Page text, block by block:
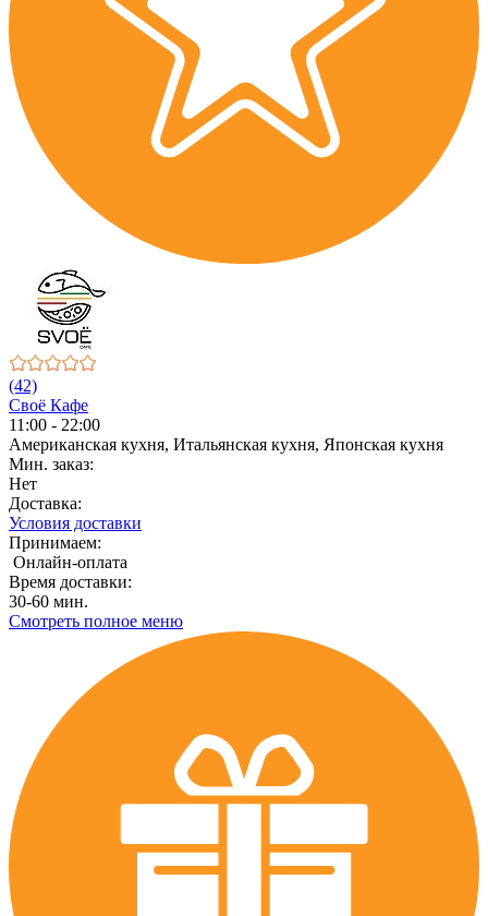
(42)
Своё Кафе
11:00 - 22:00
Американская кухня, Итальянская кухня, Японская кухня
Мин. заказ:
Нет
Доставка:
Условия доставки
Принимаем:
Онлайн-оплата
Время доставки:
30-60 мин.
Смотреть полное меню